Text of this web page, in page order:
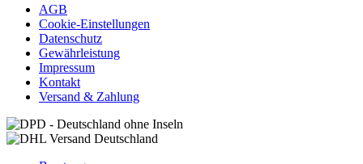
AGB
Cookie-Einstellungen
Datenschutz
Gewährleistung
Impressum
Kontakt
Versand & Zahlung